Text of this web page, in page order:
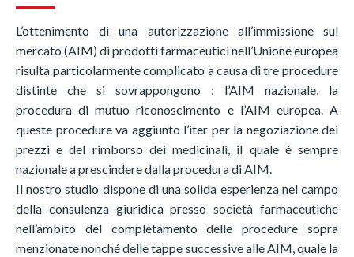
L’ottenimento di una autorizzazione all’immissione sul
mercato (AIM) di prodotti farmaceutici nell’Unione europea
risulta particolarmente complicato a causa di tre procedure
distinte che si sovrappongono : l’AIM nazionale, la
procedura di mutuo riconoscimento e l’AIM europea. A
queste procedure va aggiunto l’iter per la negoziazione dei
prezzi e del rimborso dei medicinali, il quale è sempre
nazionale a prescindere dalla procedura di AIM.
Il nostro studio dispone di una solida esperienza nel campo
della consulenza giuridica presso società farmaceutiche
nell’ambito del completamento delle procedure sopra
menzionate nonché delle tappe successive alle AIM, quale la